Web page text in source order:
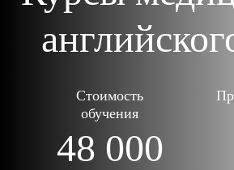
Стоимость
обучения
48 000